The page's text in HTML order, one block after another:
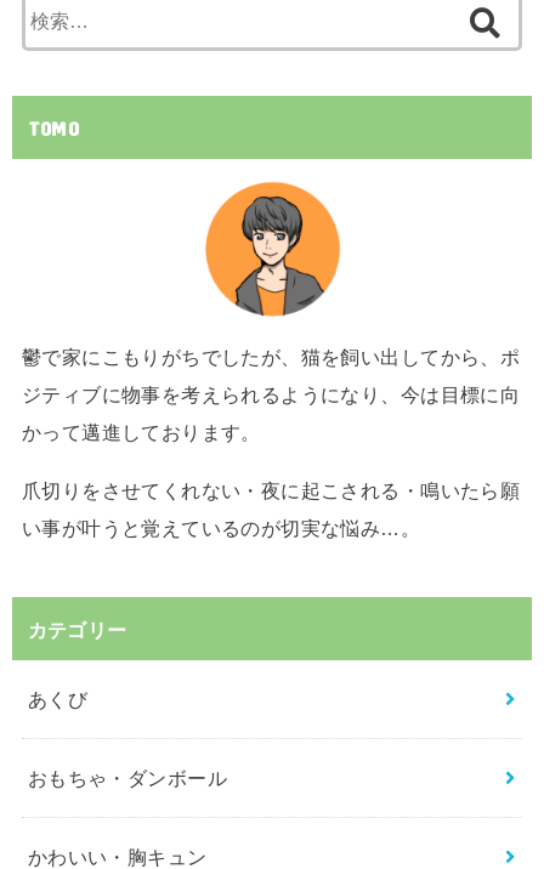
索:
TOMO
鬱で家にこもりがちでしたが、猫を飼い出してから、ポ
ジティブに物事を考えられるようになり、今は目標に向
かって邁進しております。
爪切りをさせてくれない・夜に起こされる・鳴いたら願
い事が叶うと覚えているのが切実な悩み…。
カテゴリー
あくび
おもちゃ・ダンボール
かわいい・胸キュン